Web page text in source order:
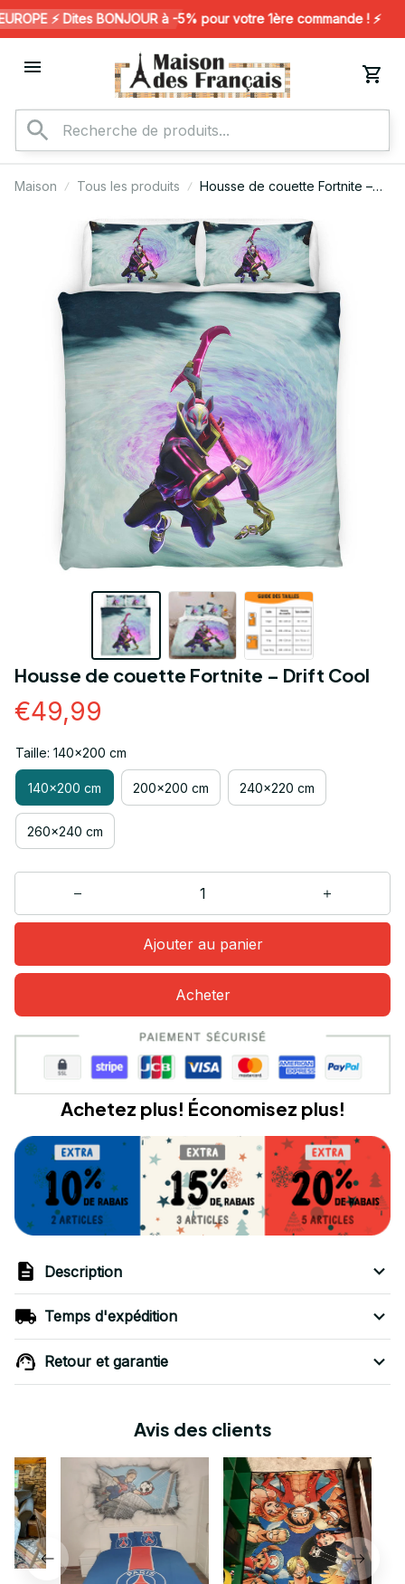
⚡️ Dites BONJOUR à -5% pour votre 1ère commande ! ⚡️
Maison Tous les produits
Housse de couette Fortnite –
Housse de couette Fortnite – Drift Cool
€49,99
Taille: 140x200 cm
140x200 cm 200x200 cm 240x220 cm
260x240 cm
Ajouter au panier
Acheter
Achetez plus! Économisez plus!
Description
Temps d'expédition
Retour et garantie
Avis des clients